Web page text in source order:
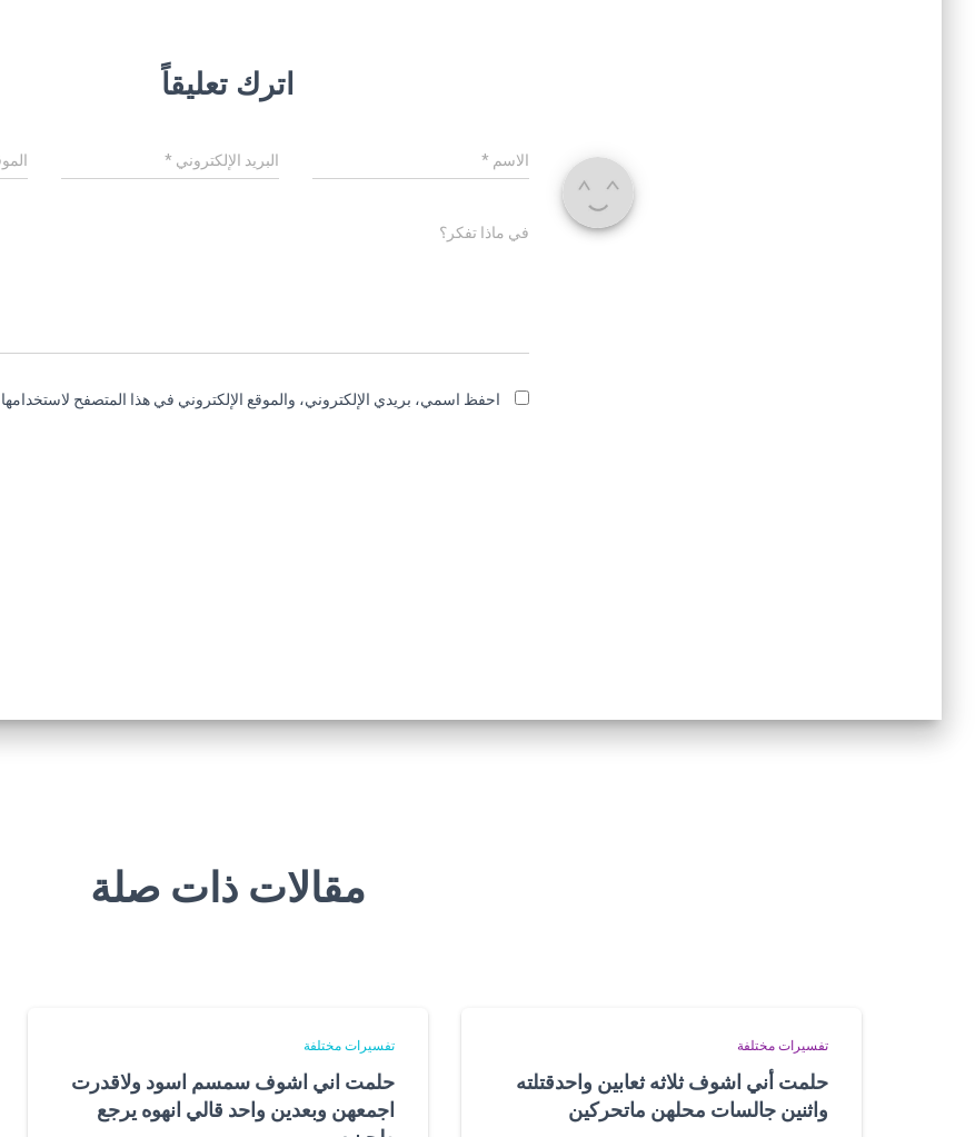
اترك تعليقاً
الاسم * البريد الإلكتروني *
في ماذا تفكر؟
احفظ اسمي، بريدي الإلكتروني، والموقع الإلكتروني في هذا المتصفح لاستخدامها
مقالات ذات صلة
تفسيرات مختلفة
حلمت أني اشوف ثلاثه ثعابين واحدقتلته
واثنين جالسات محلهن ماتحركين
تفسيرات مختلفة
حلمت اني اشوف سمسم اسود ولاقدرت
اجمعهن وبعدين واحد قالي انهوه يرجع